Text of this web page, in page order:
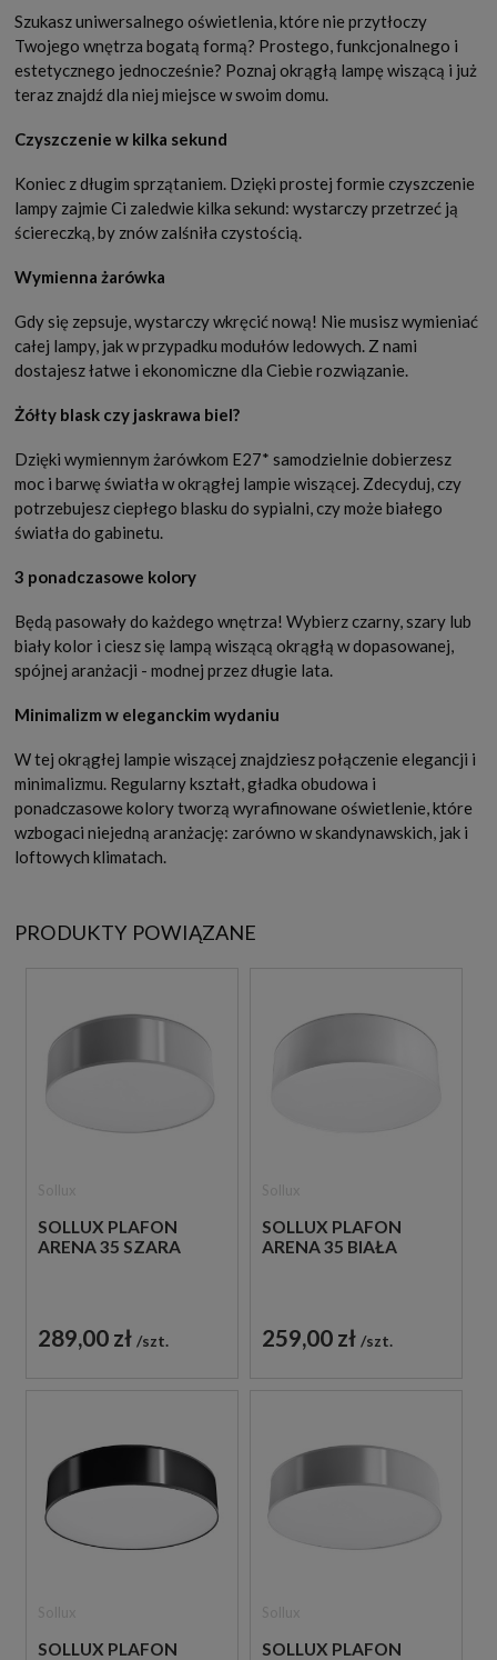
Szukasz uniwersalnego oświetlenia, które nie przytłoczy
Twojego wnętrza bogatą formą? Prostego, funkcjonalnego i
estetycznego jednocześnie? Poznaj okrągłą lampę wiszącą i już
teraz znajdź dla niej miejsce w swoim domu.
Czyszczenie w kilka sekund
Koniec z długim sprzątaniem. Dzięki prostej formie czyszczenie
lampy zajmie Ci zaledwie kilka sekund: wystarczy przetrzeć ją
ściereczką, by znów zalśniła czystością.
Wymienna żarówka
Gdy się zepsuje, wystarczy wkręcić nową! Nie musisz wymieniać
całej lampy, jak w przypadku modułów ledowych. Z nami
dostajesz łatwe i ekonomiczne dla Ciebie rozwiązanie.
Żółty blask czy jaskrawa biel?
Dzięki wymiennym żarówkom E27* samodzielnie dobierzesz
moc i barwę światła w okrągłej lampie wiszącej. Zdecyduj, czy
potrzebujesz ciepłego blasku do sypialni, czy może białego
światła do gabinetu.
3 ponadczasowe kolory
Będą pasowały do każdego wnętrza! Wybierz czarny, szary lub
biały kolor i ciesz się lampą wiszącą okrągłą w dopasowanej,
spójnej aranżacji - modnej przez długie lata.
Minimalizm w eleganckim wydaniu
W tej okrągłej lampie wiszącej znajdziesz połączenie elegancji i
minimalizmu. Regularny kształt, gładka obudowa i
ponadczasowe kolory tworzą wyrafinowane oświetlenie, które
wzbogaci niejedną aranżację: zarówno w skandynawskich, jak i
loftowych klimatach.
PRODUKTY POWIĄZANE
SOLLUX PLAFON
ARENA 35 SZARA
289,00 zł szt.
SOLLUX PLAFON
ARENA 35 BIAŁA
259,00 zł szt.
SOLLUX PLAFON
SOLLUX PLAFON